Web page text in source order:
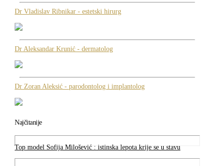
Dr Vladislav Ribnikar - estetski hirurg
Dr Aleksandar Krunić - dermatolog
Dr Zoran Aleksić - parodontolog i implantolog
Najčitanije
Top model Sofija Milošević : istinska lepota krije se u stavu